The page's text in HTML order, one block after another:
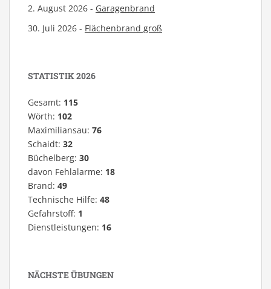
2. August 2026 - Garagenbrand
30. Juli 2026 - Flächenbrand groß
STATISTIK 2026
Gesamt: 115
Wörth: 102
Maximiliansau: 76
Schaidt: 32
Büchelberg: 30
davon Fehlalarme: 18
Brand: 49
Technische Hilfe: 48
Gefahrstoff: 1
Dienstleistungen: 16
NÄCHSTE ÜBUNGEN